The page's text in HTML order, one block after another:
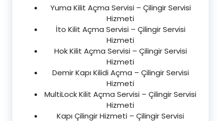
Yuma Kilit Açma Servisi – Çilingir Servisi
Hizmeti
İto Kilit Açma Servisi – Çilingir Servisi
Hizmeti
Hok Kilit Açma Servisi – Çilingir Servisi
Hizmeti
Demir Kapı Kilidi Açma – Çilingir Servisi
Hizmeti
MultiLock Kilit Açma Servisi – Çilingir Servisi
Hizmeti
Kapı Çilingir Hizmeti – Çilingir Servisi